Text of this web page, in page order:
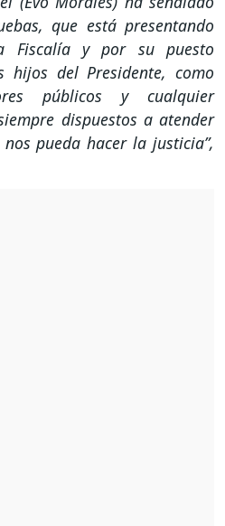
que está presentando
Fiscalía y por su puesto
hijos del Presidente, como
públicos y cualquier
dispuestos a atender
pueda hacer la justicia”,